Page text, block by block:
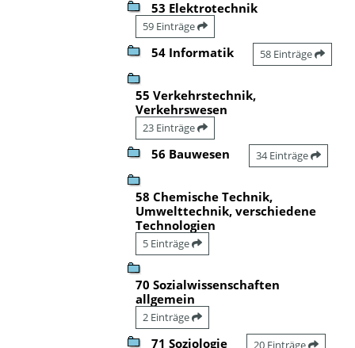
53 Elektrotechnik
59 Einträge
54 Informatik 58 Einträge
55 Verkehrstechnik,
Verkehrswesen
23 Einträge
56 Bauwesen 34 Einträge
58 Chemische Technik,
Umwelttechnik, verschiedene
Technologien
5 Einträge
70 Sozialwissenschaften
allgemein
2 Einträge
71 Soziologie 20 Einträge